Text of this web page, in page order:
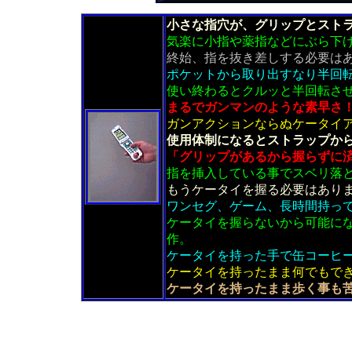
小さな指穴が、グリップとスト
気楽に小指や薬指などにぶら下
終始、指を抜き差しする必要は
ポケットから取り出すなり半回
使い終わるとクルッと半回転さ
まるでガンマンのような素早さ
ガンアクションならぬケータイ
使用体制になるとストラップか
「グリップがあるから握らずに
指を挿入している事でスベリ落
もうケータイを握る必要はあり
ワンセグ、ゲーム、長時間持っ
ケータイを握らないから可能
作。
ケータイを持った手で缶コー
ケータイを持ったまま何でもで
ケータイを持ったまま歩く事も